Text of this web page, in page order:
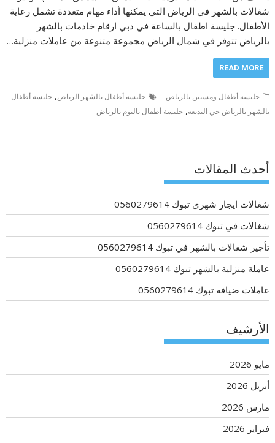
شغالات بالشهر في الرياض التي يمكنها أداء مهام متعددة تشمل رعاية
الأطفال. جليسة اطفال بالساعة في دبي ارقام خادمات بالشهر
بالرياض تتوفر في شمال الرياض مجموعة متنوعة من عاملات منزلية…
READ MORE
جليسة أطفال ومسنين بالرياض جليسة أطفال بالشهر الرياض,جليسة أطفال
بالشهر بالرياض حي البديعه,جليسة أطفال باليوم بالرياض
أحدث المقالات
شغالات ايجار شهري تبوك 0560279614
شغالات في تبوك 0560279614
تأجير شغالات بالشهر في تبوك 0560279614
عاملة منزلية بالشهر تبوك 0560279614
عاملات ضيافه تبوك 0560279614
الأرشيف
مايو 2026
أبريل 2026
مارس 2026
فبراير 2026